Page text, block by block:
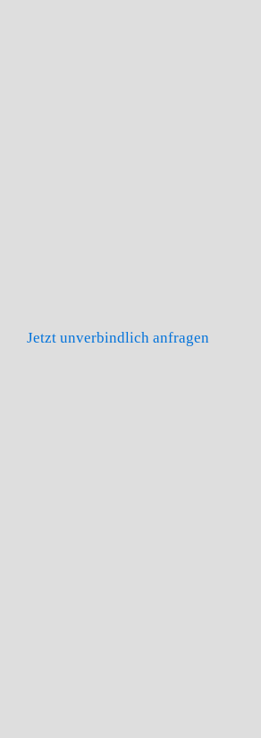
Jetzt unverbindlich anfragen